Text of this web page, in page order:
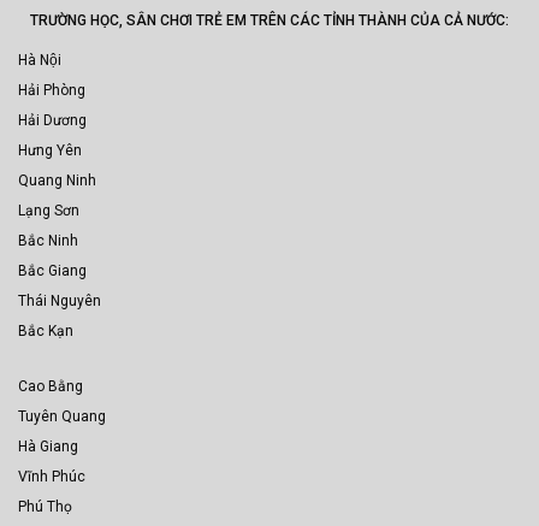
TRƯỜNG HỌC, SÂN CHƠI TRẺ EM TRÊN CÁC TỈNH THÀNH CỦA CẢ NƯỚC:
Hà Nội
Hải Phòng
Hải Dương
Hưng Yên
Quang Ninh
Lạng Sơn
Bắc Ninh
Bắc Giang
Thái Nguyên
Bắc Kạn
Cao Bằng
Tuyên Quang
Hà Giang
Vĩnh Phúc
Phú Thọ